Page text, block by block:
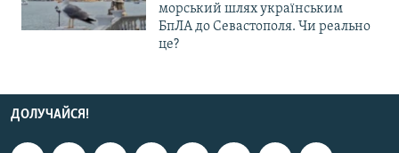
морський шлях українським
БпЛА до Севастополя. Чи реально
це?
ДОЛУЧАЙСЯ!